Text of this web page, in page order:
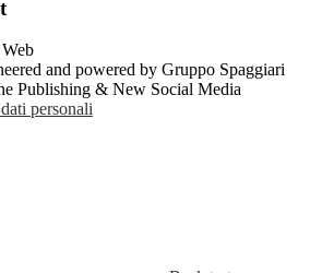
and powered by Gruppo Spaggiari
Publishing & New Social Media
personali